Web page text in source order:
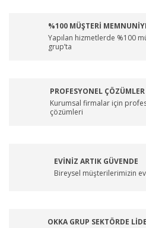
%100 MÜŞTERİ
Yapılan hizmetlerde %100
grup’ta
PROFESYONEL ÇÖZÜMLER
Kurumsal firmalar için
çözümleri
EVİNİZ ARTIK GÜVENDE
Bireysel müşterilerimizin
OKKA GRUP SEKTÖRDE